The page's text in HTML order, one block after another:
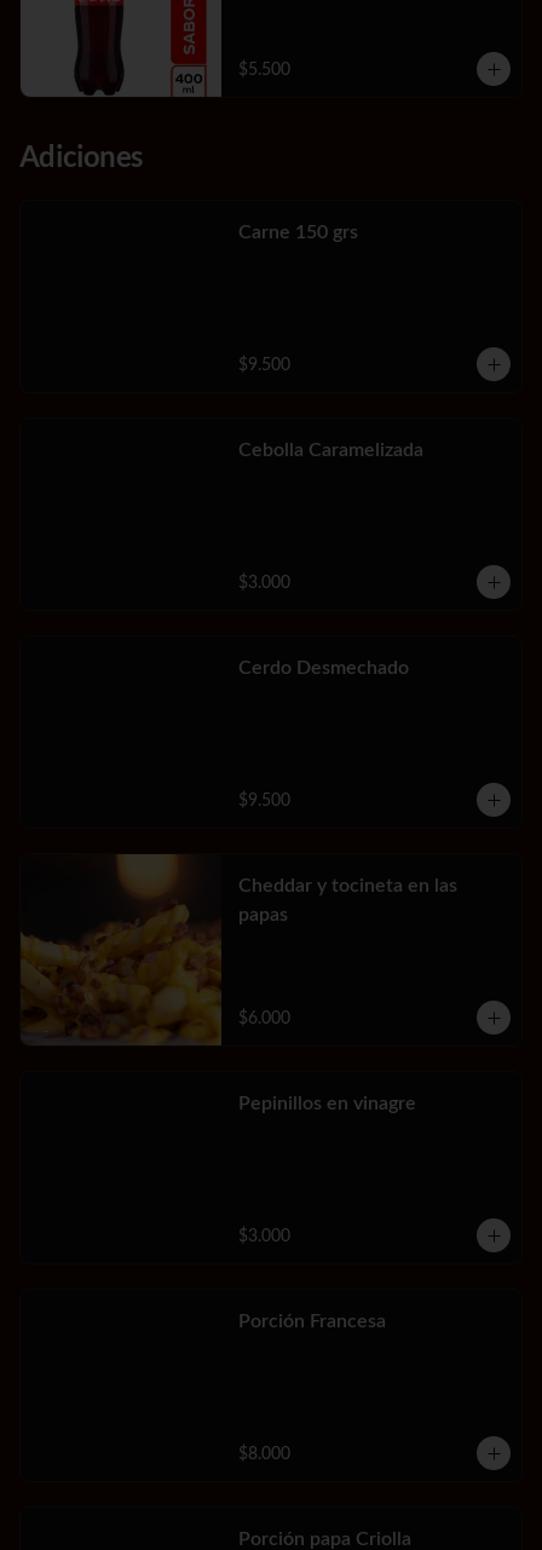
$5.500
Adiciones
Carne 150 grs
$9.500
Cebolla Caramelizada
$3.000
Cerdo Desmechado
$9.500
Cheddar y tocineta en las
papas
$6.000
Pepinillos en vinagre
$3.000
Porción Francesa
$8.000
Porción papa Criolla